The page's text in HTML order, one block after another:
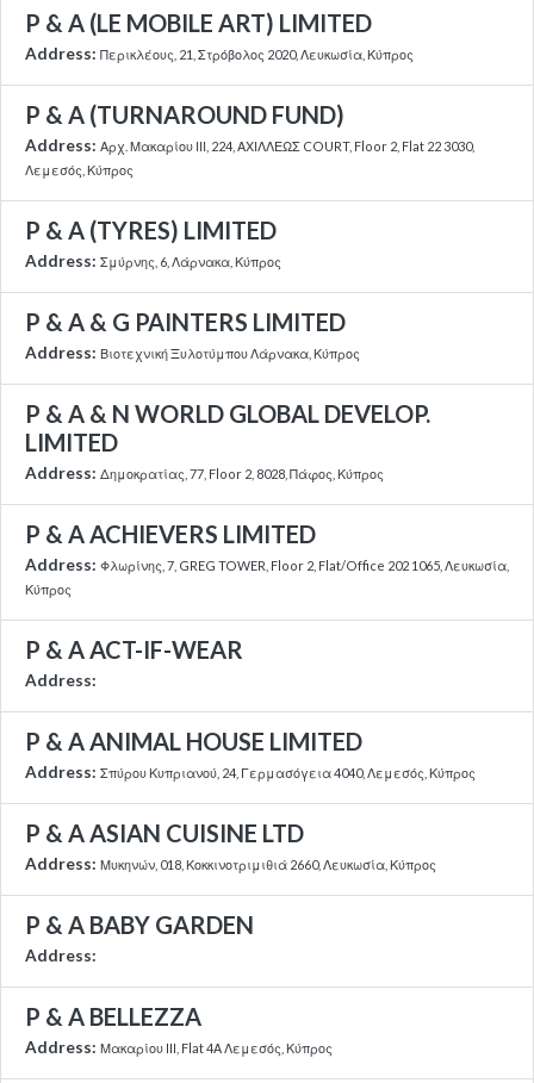
P & A (LE MOBILE ART) LIMITED
Address: Περικλέους, 21, Στρόβολος 2020, Λευκωσία, Κύπρος
P & A (TURNAROUND FUND)
Address: Αρχ. Μακαρίου ΙΙΙ, 224, ΑΧΙΛΛΕΩΣ COURT, Floor 2, Flat 22 3030,
Λεμεσός, Κύπρος
P & A (TYRES) LIMITED
Address: Σμύρνης, 6, Λάρνακα, Κύπρος
P & A & G PAINTERS LIMITED
Address: Βιοτεχνική Ξυλοτύμπου Λάρνακα, Κύπρος
P & A & N WORLD GLOBAL DEVELOP.
LIMITED
Address: Δημοκρατίας, 77, Floor 2, 8028, Πάφος, Κύπρος
P & A ACHIEVERS LIMITED
Address: Φλωρίνης, 7, GREG TOWER, Floor 2, Flat/Office 202 1065, Λευκωσία,
Κύπρος
P & A ACT-IF-WEAR
Address:
P & A ANIMAL HOUSE LIMITED
Address: Σπύρου Κυπριανού, 24, Γερμασόγεια 4040, Λεμεσός, Κύπρος
P & A ASIAN CUISINE LTD
Address: Μυκηνών, 018, Κοκκινοτριμιθιά 2660, Λευκωσία, Κύπρος
P & A BABY GARDEN
Address:
P & A BELLEZZA
Address: Μακαρίου III, Flat 4Α Λεμεσός, Κύπρος